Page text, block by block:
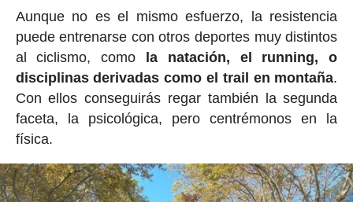
Aunque no es el mismo esfuerzo, la resistencia
puede entrenarse con otros deportes muy distintos
al ciclismo, como
la natación, el running, o
disciplinas derivadas como el trail en montaña.
Con ellos conseguirás regar también la segunda
faceta, la psicológica, pero centrémonos en la
física.